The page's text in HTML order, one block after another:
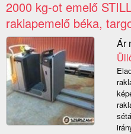
2000 kg-ot emelő
raklapemelő béka,
Ár